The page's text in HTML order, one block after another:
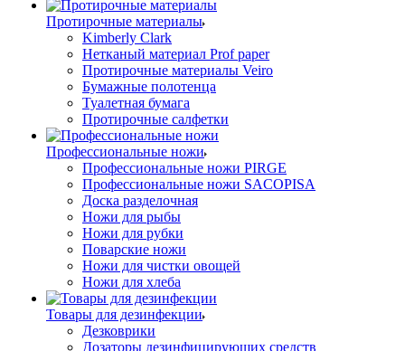
Протирочные материалы
Kimberly Clark
Нетканый материал Prof paper
Протирочные материалы Veiro
Бумажные полотенца
Туалетная бумага
Протирочные салфетки
Профессиональные ножи
Профессиональные ножи PIRGE
Профессиональные ножи SACOPISA
Доска разделочная
Ножи для рыбы
Ножи для рубки
Поварские ножи
Ножи для чистки овощей
Ножи для хлеба
Товары для дезинфекции
Дезковрики
Дозаторы дезинфицирующих средств